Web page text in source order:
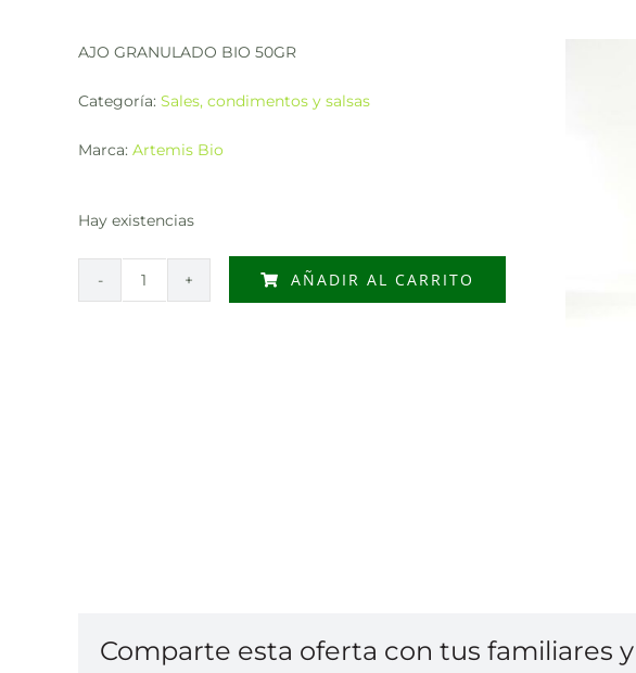
AJO GRANULADO BIO 50GR
Categoría: Sales, condimentos y salsas
Marca: Artemis Bio
Hay existencias
AJO
AÑADIR AL CARRITO
Comparte esta oferta con tus familiares